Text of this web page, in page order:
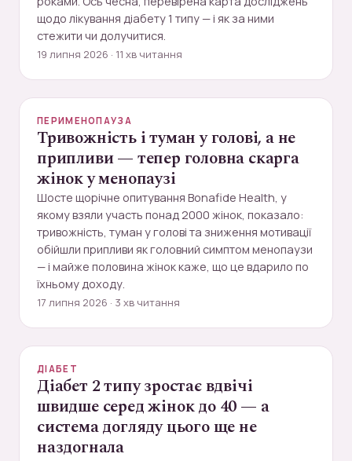
щодо лікування діабету 1 типу — і як за ними
стежити чи долучитися.
19 липня 2026 · 11 хв читання
ПЕРИМЕНОПАУЗА
Тривожність і туман у голові, а не
припливи — тепер головна скарга
жінок у менопаузі
Шосте щорічне опитування Bonafide Health, у
якому взяли участь понад 2000 жінок, показало:
тривожність, туман у голові та зниження мотивації
обійшли припливи як головний симптом менопаузи
— і майже половина жінок каже, що це вдарило по
їхньому доходу.
17 липня 2026 · 3 хв читання
ДІАБЕТ
Діабет 2 типу зростає вдвічі
швидше серед жінок до 40 — а
система догляду цього ще не
наздогнала